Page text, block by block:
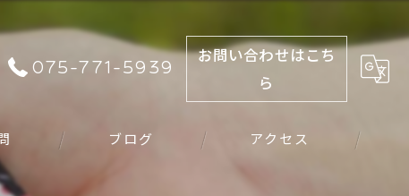
075-771-5939
お問い合わせはこち
ら
ブログ アクセス